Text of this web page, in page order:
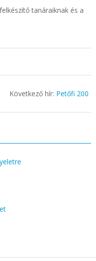
tanáraiknak és a
Következő hír: Petőfi 200